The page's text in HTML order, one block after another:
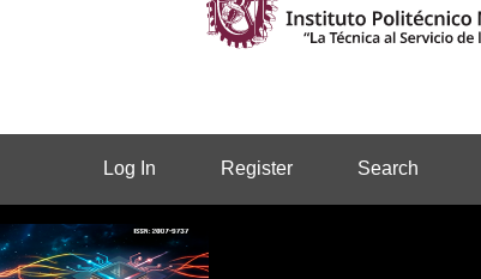
Log In Register Search